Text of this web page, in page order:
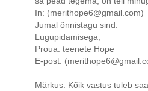
In: (merithope6@gmail.com)
Jumal õnnistagu sind.
Lugupidamisega,
Proua: teenete Hope
E-post:
Märkus: Kõik vastus tuleb